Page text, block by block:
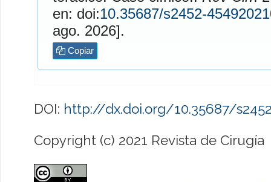
en: doi:10.35687/s2452-
ago. 2026].
Copiar
DOI: http://dx.doi.org/10.35687/
Copyright (c) 2021 Revista de Cirugía